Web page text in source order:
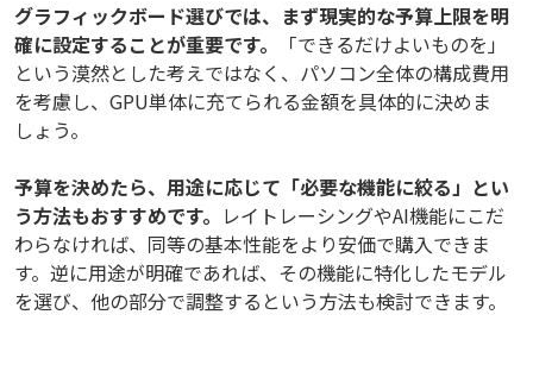
グラフィックボード選びでは、まず現実的な予算上限を明
確に設定することが重要です。
「できるだけよいものを」
という漠然とした考えではなく、パソコン全体の構成費用
を考慮し、GPU単体に充てられる金額を具体的に決めま
しょう。
予算を決めたら、用途に応じて「必要な機能に絞る」とい
う方法もおすすめです。 レイトレーシングやAI機能にこだ
わらなければ、同等の基本性能をより安価で購入できま
す。逆に用途が明確であれば、その機能に特化したモデル
を選び、他の部分で調整するという方法も検討できます。